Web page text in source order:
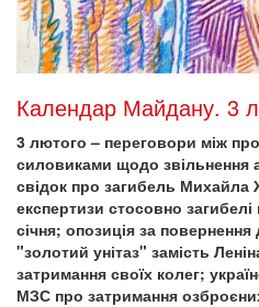
Календар Майдану. 3
3 лютого – переговори між
силовиками щодо звільнення
свідок про загибель
експертизи стосовно
січня; опозиція за повернення
"золотий унітаз" замість
затримання своїх колег;
МЗС про затримання